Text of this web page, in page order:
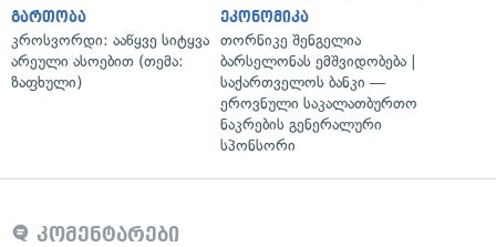
გართობა
კროსვორდი: ააწყვე სიტყვა
არეული ასოებით (თემა:
ზაფხული)
ეკონომიკა
თორნიკე შენგელია
ბარსელონას ემშვიდობება |
საქართველოს ბანკი —
ეროვნული საკალათბურთო
ნაკრების გენერალური
სპონსორი
კომენტარები